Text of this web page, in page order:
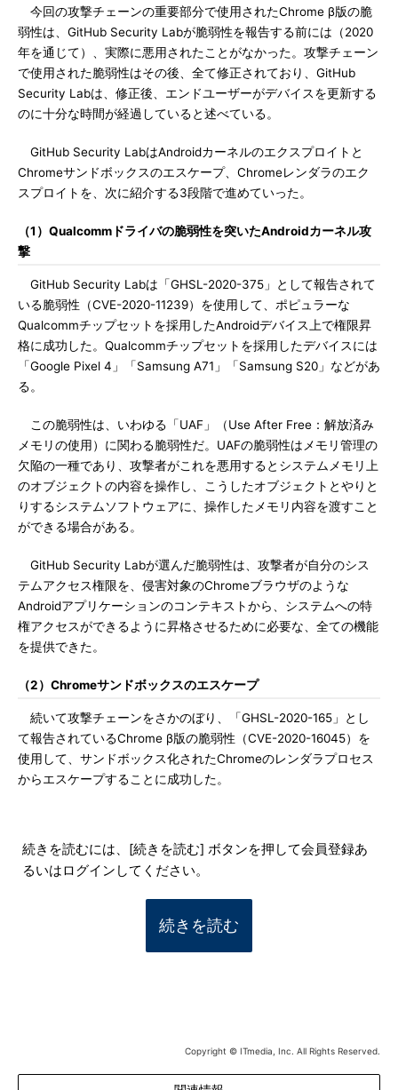
今回の攻撃チェーンの重要部分で使用されたChrome β版の脆
弱性は、GitHub Security Labが脆弱性を報告する前には（2020
年を通じて）、実際に悪用されたことがなかった。攻撃チェーン
で使用された脆弱性はその後、全て修正されており、GitHub
Security Labは、修正後、エンドユーザーがデバイスを更新する
のに十分な時間が経過していると述べている。
GitHub Security LabはAndroidカーネルのエクスプロイトと
Chromeサンドボックスのエスケープ、Chromeレンダラのエク
スプロイトを、次に紹介する3段階で進めていった。
（1）Qualcommドライバの脆弱性を突いたAndroidカーネル攻
撃
GitHub Security Labは「GHSL-2020-375」として報告されて
いる脆弱性（CVE-2020-11239）を使用して、ポピュラーな
Qualcommチップセットを採用したAndroidデバイス上で権限昇
格に成功した。Qualcommチップセットを採用したデバイスには
「Google Pixel 4」「Samsung A71」「Samsung S20」などがあ
る。
この脆弱性は、いわゆる「UAF」（Use After Free：解放済み
メモリの使用）に関わる脆弱性だ。UAFの脆弱性はメモリ管理の
欠陥の一種であり、攻撃者がこれを悪用するとシステムメモリ上
のオブジェクトの内容を操作し、こうしたオブジェクトとやりと
りするシステムソフトウェアに、操作したメモリ内容を渡すこと
ができる場合がある。
GitHub Security Labが選んだ脆弱性は、攻撃者が自分のシス
テムアクセス権限を、侵害対象のChromeブラウザのような
Androidアプリケーションのコンテキストから、システムへの特
権アクセスができるように昇格させるために必要な、全ての機能
を提供できた。
（2）Chromeサンドボックスのエスケープ
続いて攻撃チェーンをさかのぼり、「GHSL-2020-165」とし
て報告されているChrome β版の脆弱性（CVE-2020-16045）を
使用して、サンドボックス化されたChromeのレンダラプロセス
からエスケープすることに成功した。
続きを読むには、[続きを読む] ボタンを押して会員登録あ
るいはログインしてください。
続きを読む
Copyright © ITmedia, Inc. All Rights Reserved.